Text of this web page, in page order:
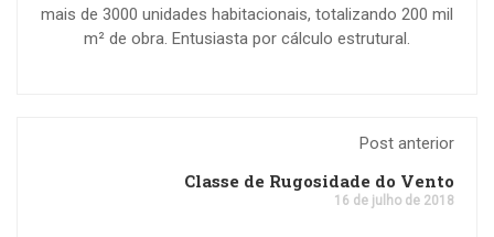
mais de 3000 unidades habitacionais, totalizando 200 mil
m² de obra. Entusiasta por cálculo estrutural.
Post anterior
Classe de Rugosidade do Vento
16 de julho de 2018